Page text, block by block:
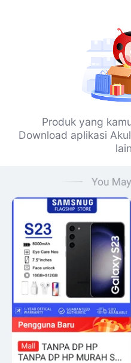
Produk yang
Download aplikasi